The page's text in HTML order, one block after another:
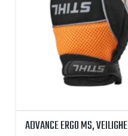
ADVANCE ERGO MS,